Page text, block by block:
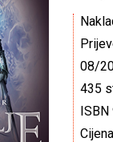
08/
435